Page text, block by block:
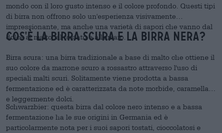
mondo con il loro gusto intenso e il colore profondo. Questi tipi
di birra non offrono solo un'esperienza visivamente
impressionante, ma anche una varietà di sapori che vanno dal
dolce al malto, al tostato e all'amaro.
Cos'è la birra scura e la birra nera?
Birra scura: una birra tradizionale a base di malto che ottiene il
suo colore da marrone scuro a rossastro attraverso l'uso di
speciali malti scuri. Solitamente viene prodotta a bassa
fermentazione ed è caratterizzata da note morbide, caramellate
e leggermente dolci.
Schwarzbier: questa birra dal colore nero intenso e a bassa
fermentazione ha le sue origini in Germania ed è
particolarmente nota per i suoi sapori tostati, cioccolatosi e